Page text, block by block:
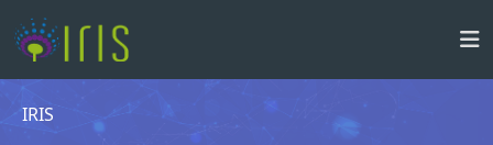
IRIS